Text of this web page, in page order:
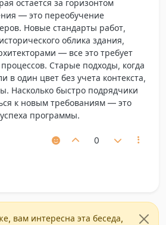
остается за горизонтом
— это переобучение
Новые стандарты работ,
облика здания,
— все это требует
Старые подходы, когда
в один цвет без учета контекста,
Насколько быстро подрядчики
к новым требованиям — это
программы.
0
вам интересна эта беседа,